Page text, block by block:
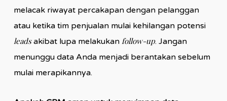
melacak riwayat percakapan dengan pelanggan
atau ketika tim penjualan mulai kehilangan potensi
leadsakibat lupa melakukan follow-up. Jangan
menunggu data Anda menjadi berantakan sebelum
mulai merapikannya.